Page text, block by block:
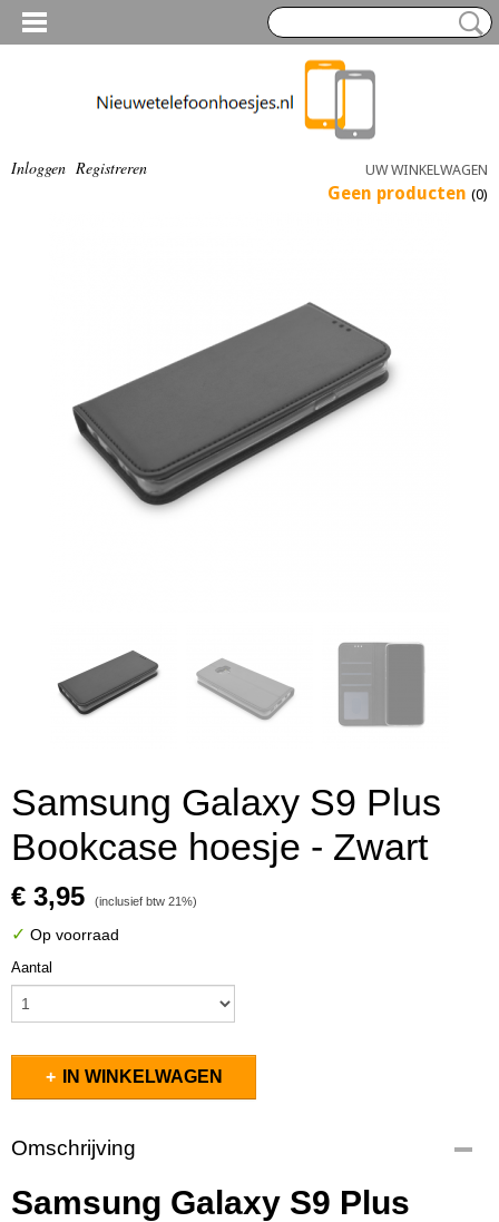
Inloggen Registreren UW WINKELWAGEN
Geen producten (0)
Samsung Galaxy S9 Plus
Bookcase hoesje - Zwart
€ 3,95 (inclusief btw 21%)
✓ Op voorraad
Aantal
IN WINKELWAGEN
Omschrijving
Samsung Galaxy S9 Plus